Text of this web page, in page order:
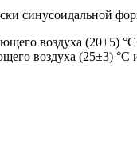
синусоидальной
воздуха (20±5)
воздуха (25±3) °С